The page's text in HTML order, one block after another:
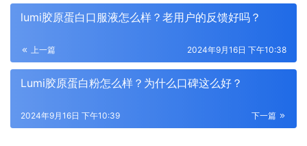
lumi胶原蛋白口服液怎么样？老用户的反馈好吗？
上一篇 2024年9月16日 下午10:38
Lumi胶原蛋白粉怎么样？为什么口碑这么好？
下一篇
2024年9月16日 下午10:39